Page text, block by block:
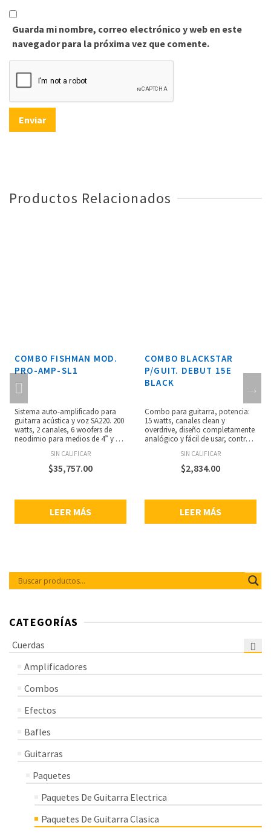
Guarda mi nombre, correo electrónico y web en este
navegador para la próxima vez que comente.
Productos Relacionados
COMBO FISHMAN MOD.
PRO-AMP-SL1
Sistema auto-amplificado para
guitarra acústica y voz SA220. 200
watts, 2 canales, 6 woofers de
neodimio para medios de 4” y 1
watts, EQ dual de 3 bandas, 4
tipos de reverb y sistema anti-
feedback, entradas XLR y de 1/4”
phantom power y controles de
SIN CALIFICAR
$35,757.00
LEER MÁS
COMBO BLACKSTAR
P/GUIT. DEBUT 15E
BLACK
Combo para guitarra, potencia:
15 watts, canales clean y
overdrive, diseño completamente
analógico y fácil de usar, control
delay tape, salida emulada de
altavoz, MP3/Line in, 2 altavoces
de 3” pulgadas, altavoces de
dimensiones: 327 x 263 x 174 mm,
peso: 4.6 kg.
SIN CALIFICAR
$2,834.00
LEER MÁS
CATEGORÍAS
Cuerdas
Amplificadores
Combos
Efectos
Bafles
Guitarras
Paquetes
Paquetes De Guitarra Electrica
Paquetes De Guitarra Clasica